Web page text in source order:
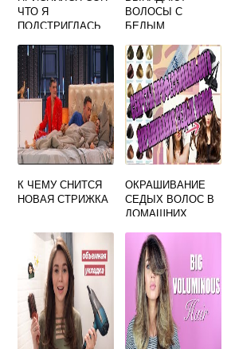
ЧТО Я
ПОДСТРИГЛАСЬ
ВОЛОСЫ С
БЕЛЫМ
ЭТО ЗНАЧИТ
К ЧЕМУ СНИТСЯ
НОВАЯ СТРИЖКА
ОКРАШИВАНИЕ
СЕДЫХ ВОЛОС В
ДОМАШНИХ
КАКУЮ КРАСКУ
ВЫБРАТЬ